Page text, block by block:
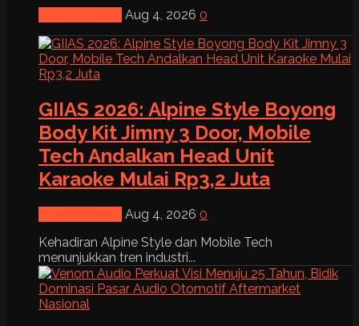
Aug 4, 2026 0
GIIAS 2026: Alpine Style Boyong
Body Kit Jimny 3 Door, Mobile
Tech Andalkan Head Unit
Karaoke Mulai Rp3,2 Juta
Aug 4, 2026 0
Kehadiran Alpine Style dan Mobile Tech
menunjukkan tren industri...